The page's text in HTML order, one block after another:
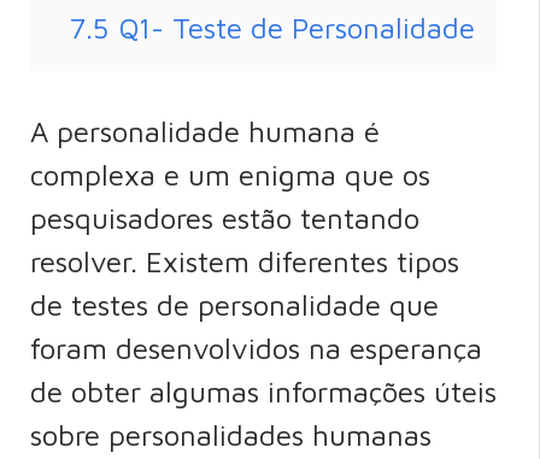
7.5 Q1- Teste de Personalidade
A personalidade humana é
complexa e um enigma que os
pesquisadores estão tentando
resolver. Existem diferentes tipos
de testes de personalidade que
foram desenvolvidos na esperança
de obter algumas informações úteis
sobre personalidades humanas